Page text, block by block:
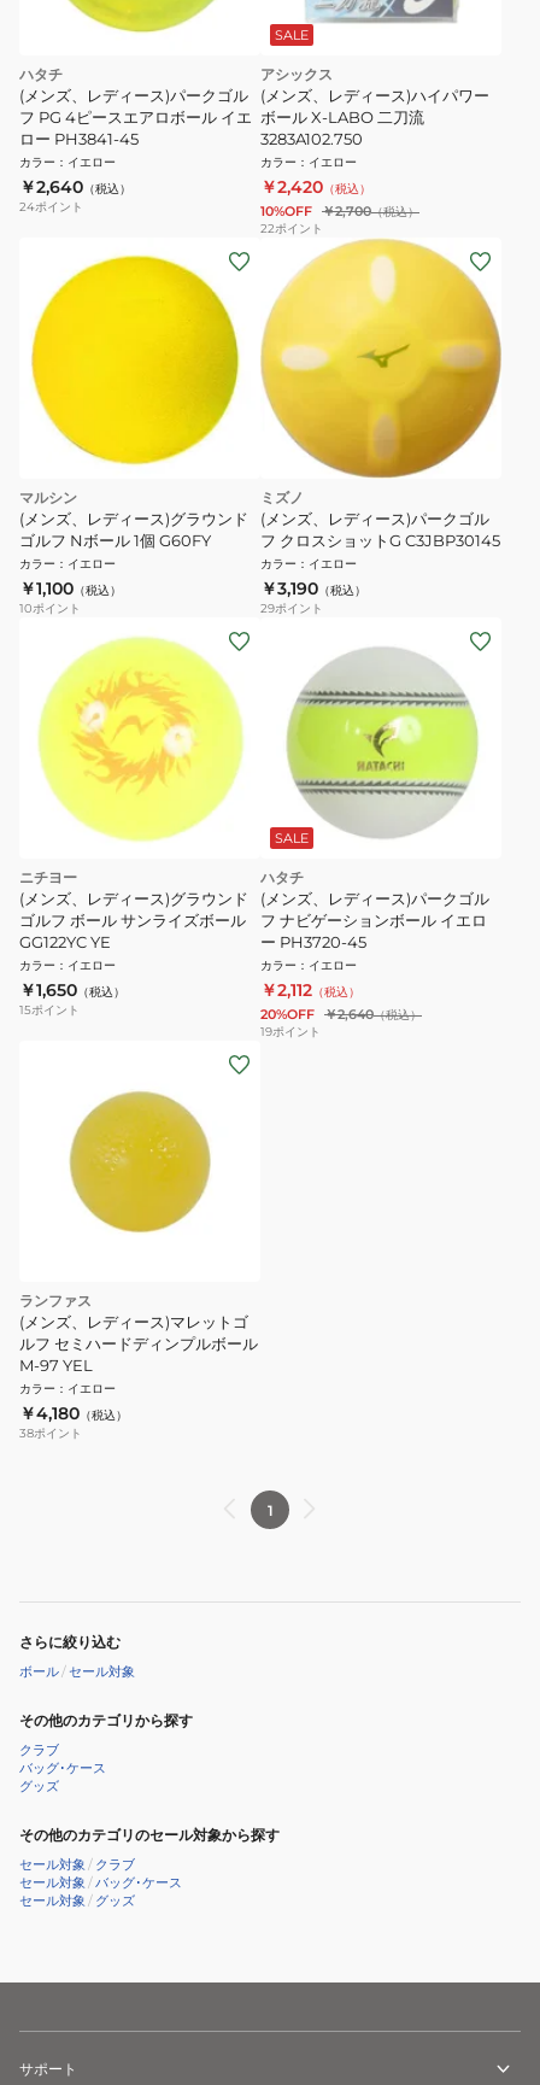
ハタチ
(メンズ、レディース)パークゴル
フ PG 4ピースエアロボール イエ
ロー PH3841-45
カラー ： イエロー
￥2,640 （税込）
24ポイント
SALE
アシックス
(メンズ、レディース)ハイパワー
ボール X-LABO 二刀流
3283A102.750
カラー ： イエロー
￥2,420 （税込）
10%OFF ￥2,700（税込）
22ポイント
マルシン
(メンズ、レディース)グラウンド
ゴルフ Nボール 1個 G60FY
カラー ： イエロー
￥1,100 （税込）
10ポイント
ミズノ
(メンズ、レディース)パークゴル
フ クロスショットG C3JBP30145
カラー ： イエロー
￥3,190 （税込）
29ポイント
ニチヨー
(メンズ、レディース)グラウンド
ゴルフ ボール サンライズボール
GG122YC YE
カラー ： イエロー
￥1,650 （税込）
15ポイント
SALE
ハタチ
(メンズ、レディース)パークゴル
フ ナビゲーションボール イエロ
ー PH3720-45
カラー ： イエロー
￥2,112 （税込）
20%OFF ￥2,640（税込）
19ポイント
ランファス
(メンズ、レディース)マレットゴ
ルフ セミハードディンプルボール
M-97 YEL
カラー ： イエロー
￥4,180 （税込）
38ポイント
1
さらに絞り込む
ボール/セール対象
その他のカテゴリから探す
クラブ
バッグ･ケース
グッズ
その他のカテゴリのセール対象から探す
セール対象 / クラブ
セール対象 /バッグ･ケース
セール対象 / グッズ
サポート